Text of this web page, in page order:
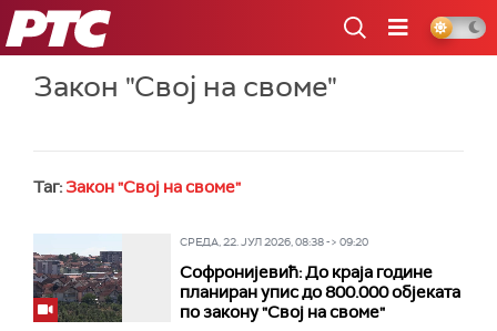
РТС
Закон "Свој на своме"
Таг: Закон "Свој на своме"
СРЕДА, 22. ЈУЛ 2026, 08:38 -> 09:20
Софронијевић: До краја године
планиран упис до 800.000 објеката
по закону "Свој на своме"